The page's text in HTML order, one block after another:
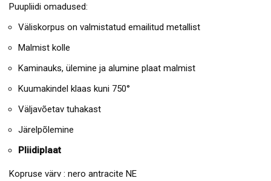
Puupliidi omadused:
Väliskorpus on valmistatud emailitud metallist
Malmist kolle
Kaminauks, ülemine ja alumine plaat malmist
Kuumakindel klaas kuni 750°
Väljavõetav tuhakast
Järelpõlemine
Pliidiplaat
Kopruse värv : nero antracite NE